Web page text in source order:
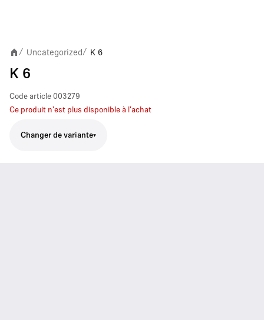
/ Uncategorized / K 6
K 6
Code article 003279
Ce produit n'est plus disponible à l'achat
Changer de variante